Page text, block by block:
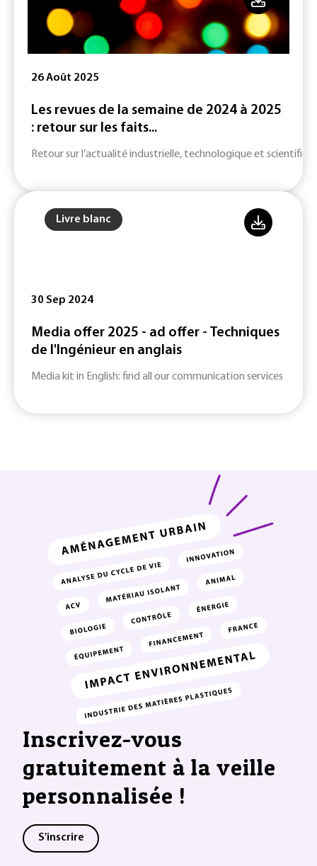
26 Août 2025
Les revues de la semaine de 2024 à 2025
: retour sur les faits...
Retour sur l’actualité industrielle, technologique et
Livre blanc
30 Sep 2024
Media offer 2025 - ad offer - Techniques
de l'Ingénieur en anglais
Media kit in English: find all our communication services
Inscrivez-vous
gratuitement à la veille
personnalisée !
S'inscrire